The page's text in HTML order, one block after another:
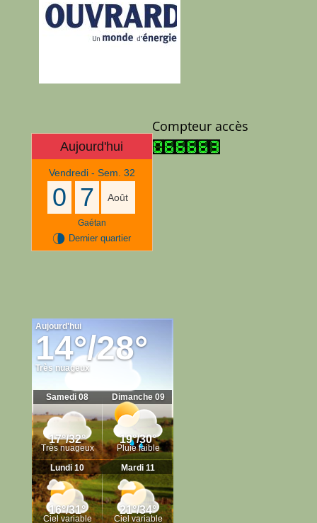
Aujourd'hui
Vendredi - Sem. 32
0 7 Août
Gaétan
U Dernier quartier
Compteur accès